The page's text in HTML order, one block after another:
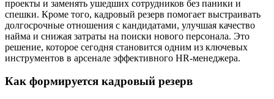
проекты и заменять ушедших сотрудников без паники и
спешки. Кроме того, кадровый резерв помогает выстраивать
долгосрочные отношения с кандидатами, улучшая качество
найма и снижая затраты на поиски нового персонала. Это
решение, которое сегодня становится одним из ключевых
инструментов в арсенале эффективного HR-менеджера.
Как формируется кадровый резерв